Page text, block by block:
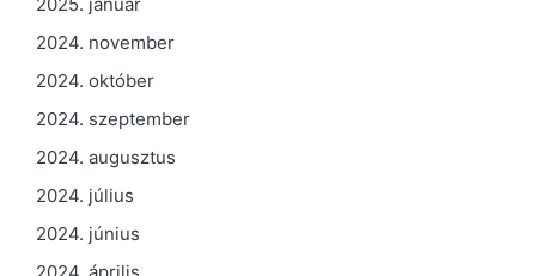
2024. november
2024. október
2024. szeptember
2024. augusztus
2024. július
2024. június